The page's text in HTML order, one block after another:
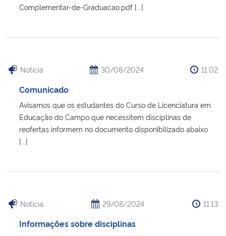
Complementar-de-Graduacao.pdf [...]
Notícia 30/08/2024 11:02
Comunicado
Avisamos que os estudantes do Curso de Licenciatura em
Educação do Campo que necessitem disciplinas de
reofertas informem no documento disponibilizado abaixo
[...]
Notícia 29/08/2024 11:13
Informações sobre disciplinas